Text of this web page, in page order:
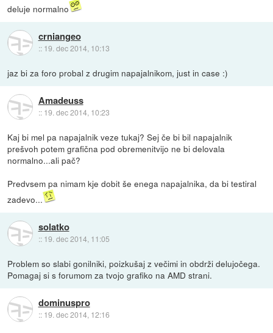
deluje normalno
crniangeo
:: 19. dec 2014, 10:13
jaz bi za foro probal z drugim napajalnikom, just in case :)
Amadeuss
:: 19. dec 2014, 10:23
Kaj bi mel pa napajalnik veze tukaj? Sej če bi bil napajalnik
prešvoh potem grafična pod obremenitvijo ne bi delovala
normalno...ali pač?
Predvsem pa nimam kje dobit še enega napajalnika, da bi testiral
zadevo...
solatko
:: 19. dec 2014, 11:05
Problem so slabi gonilniki, poizkušaj z večimi in obdrži delujočega.
Pomagaj si s forumom za tvojo grafiko na AMD strani.
dominuspro
:: 19. dec 2014, 12:16